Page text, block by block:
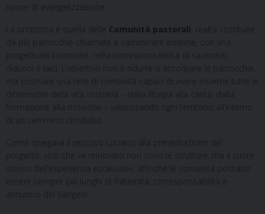
nuove di evangelizzazione.
La proposta è quella delle Comunità pastorali , realtà costituite
da più parrocchie chiamate a camminare insieme, con una
progettualità comune, nella corresponsabilità di sacerdoti,
diaconi e laici. L’obiettivo non è ridurre o accorpare le parrocchie,
ma costruire una rete di comunità capaci di vivere insieme tutte le
dimensioni della vita cristiana – dalla liturgia alla carità, dalla
formazione alla missione – valorizzando ogni territorio all’interno
di un cammino condiviso.
Come spiegava il vescovo Luciano alla presentazione del
progetto, «ciò che va rinnovato non sono le strutture, ma il cuore
stesso dell’esperienza ecclesiale», affinché le comunità possano
essere sempre più luoghi di fraternità, corresponsabilità e
annuncio del Vangelo.